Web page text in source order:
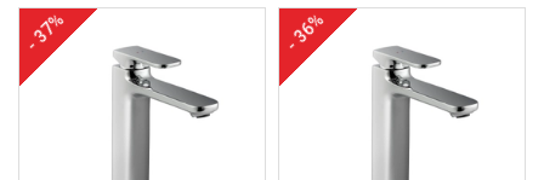
- 37% - 36%